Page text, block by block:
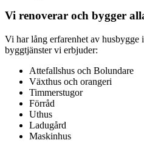
Vi renoverar och bygger
Vi har lång erfarenhet av husbygge
byggtjänster vi erbjuder:
Attefallshus och Bolundare
Växthus och orangeri
Timmerstugor
Förråd
Uthus
Ladugård
Maskinhus